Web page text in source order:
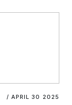
/ APRIL 30 2025